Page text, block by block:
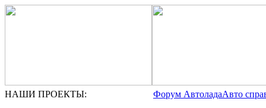
НАШИ ПРОЕКТЫ: Форум АвтоладаАвто